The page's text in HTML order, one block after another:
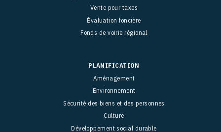
Vente pour taxes
Évaluation foncière
Fonds de voirie régional
PLANIFICATION
Aménagement
Environnement
Sécurité des biens et des personnes
Culture
Développement social durable